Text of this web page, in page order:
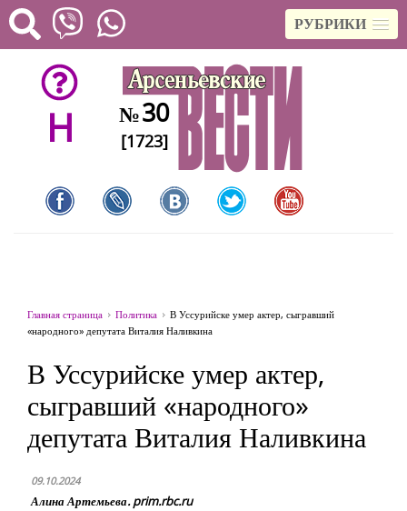
РУБРИКИ
H №30
[1723]
Главная страница Политика
В Уссурийске умер актер, сыгравший
«народного» депутата Виталия Наливкина
В Уссурийске умер актер,
сыгравший «народного»
депутата Виталия Наливкина
09.10.2024
Алина Артемьева. prim.rbc.ru